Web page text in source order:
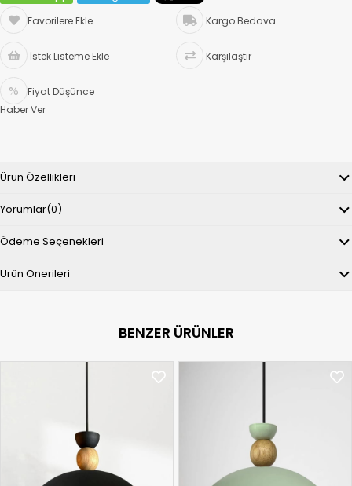
Favorilere Ekle Kargo Bedava
İstek Listeme Ekle Karşılaştır
Fiyat Düşünce
Haber Ver
Ürün Özellikleri
Yorumlar(0)
Ödeme Seçenekleri
Ürün Önerileri
BENZER ÜRÜNLER